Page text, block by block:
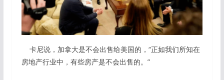
卡尼说，加拿大是不会出售给美国的，“正如我们所知在
房地产行业中，有些房产是不会出售的。”